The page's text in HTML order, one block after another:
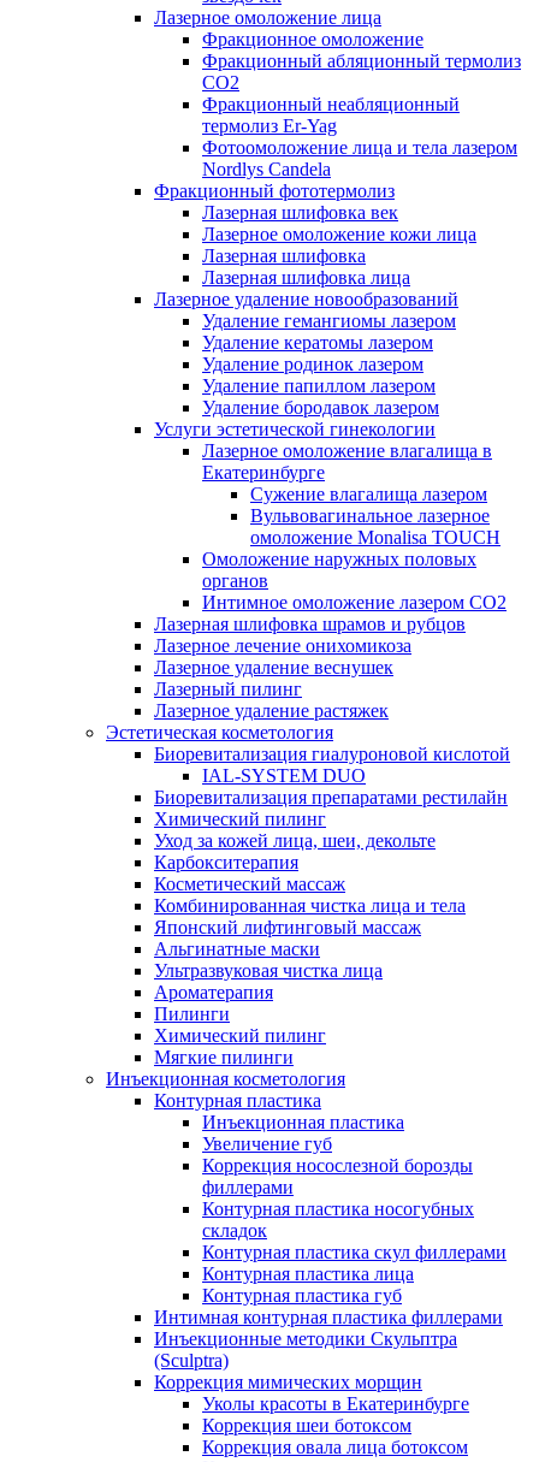
Лазерное омоложение лица
Фракционное омоложение
Фракционный абляционный термолиз
CO2
Фракционный неабляционный
термолиз Er-Yag
Фотоомоложение лица и тела лазером
Nordlys Candela
Фракционный фототермолиз
Лазерная шлифовка век
Лазерное омоложение кожи лица
Лазерная шлифовка
Лазерная шлифовка лица
Лазерное удаление новообразований
Удаление гемангиомы лазером
Удаление кератомы лазером
Удаление родинок лазером
Удаление папиллом лазером
Удаление бородавок лазером
Услуги эстетической гинекологии
Лазерное омоложение влагалища в
Екатеринбурге
Cужение влагалища лазером
Вульвовагинальное лазерное
омоложение Monalisa TOUCH
Омоложение наружных половых
органов
Интимное омоложение лазером СО2
Лазерная шлифовка шрамов и рубцов
Лазерное лечение онихомикоза
Лазерное удаление веснушек
Лазерный пилинг
Лазерное удаление растяжек
Эстетическая косметология
Биоревитализация гиалуроновой кислотой
IAL-SYSTEM DUO
Биоревитализация препаратами рестилайн
Химический пилинг
Уход за кожей лица, шеи, декольте
Карбокситерапия
Косметический массаж
Комбинированная чистка лица и тела
Японский лифтинговый массаж
Альгинатные маски
Ультразвуковая чистка лица
Ароматерапия
Пилинги
Химический пилинг
Мягкие пилинги
Инъекционная косметология
Контурная пластика
Инъекционная пластика
Увеличение губ
Коррекция носослезной борозды
филлерами
Контурная пластика носогубных
складок
Контурная пластика скул филлерами
Контурная пластика лица
Контурная пластика губ
Интимная контурная пластика филлерами
Инъекционные методики Скульптра
(Sculptra)
Коррекция мимических морщин
Уколы красоты в Екатеринбурге
Коррекция шеи ботоксом
Коррекция овала лица ботоксом